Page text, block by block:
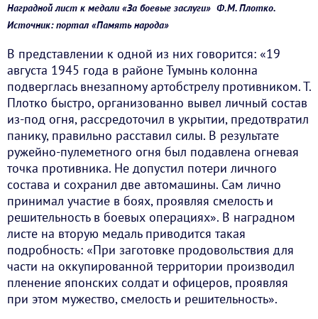
Наградной лист к медали «За боевые заслуги» Ф.М. Плотко.
Источник: портал «Память народа»
В представлении к одной из них говорится: «19
августа 1945 года в районе Тумынь колонна
подверглась внезапному артобстрелу противником. Т.
Плотко быстро, организованно вывел личный состав
из-под огня, рассредоточил в укрытии, предотвратил
панику, правильно расставил силы. В результате
ружейно-пулеметного огня был подавлена огневая
точка противника. Не допустил потери личного
состава и сохранил две автомашины. Сам лично
принимал участие в боях, проявляя смелость и
решительность в боевых операциях». В наградном
листе на вторую медаль приводится такая
подробность: «При заготовке продовольствия для
части на оккупированной территории производил
пленение японских солдат и офицеров, проявляя
при этом мужество, смелость и решительность».